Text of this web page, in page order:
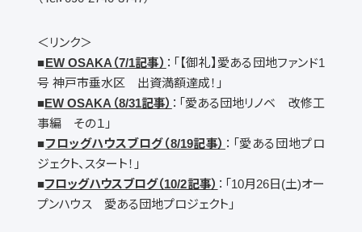
＜リンク＞
■EW OSAKA（7/1記事） ：「【御礼】愛ある団地ファンド1
号 神戸市垂水区 出資満額達成！」
■EW OSAKA（8/31記事） ：「愛ある団地リノベ 改修工
事編 その１」
■フロッグハウスブログ（8/19記事） ：「愛ある団地プロ
ジェクト、スタート！」
■フロッグハウスブログ（10/2記事） ：「10月26日(土)オー
プンハウス 愛ある団地プロジェクト」